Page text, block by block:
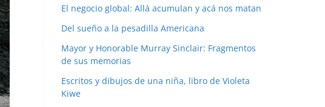
El negocio global: Allá acumulan y acá nos matan
Del sueño a la pesadilla Americana
Mayor y Honorable Murray Sinclair: Fragmentos
de sus memorias
Escritos y dibujos de una niña, libro de Violeta
Kiwe